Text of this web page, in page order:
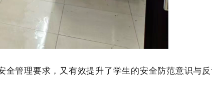
管理要求，又有效提升了学生的安全防范意识与